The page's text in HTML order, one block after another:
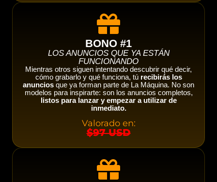
BONO #1
LOS ANUNCIOS QUE YA ESTÁN
FUNCIONANDO
Mientras otros siguen intentando descubrir qué decir,
cómo grabarlo y qué funciona, tú recibirás los
anuncios que ya forman parte de La Máquina. No son
modelos para inspirarte: son los anuncios completos,
listos para lanzar y empezar a utilizar de
inmediato.
Valorado en:
$97 USD